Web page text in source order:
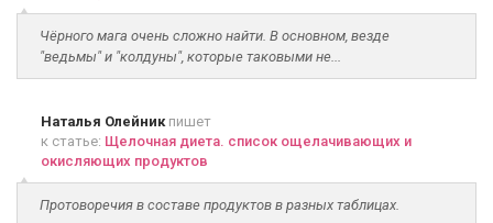
Чёрного мага очень сложно найти. В основном, везде
"ведьмы" и "колдуны", которые таковыми не...
Наталья Олейникпишет
к статье: Щелочная диета. список ощелачивающих и
окисляющих продуктов
Протоворечия в составе продуктов в разных таблицах.